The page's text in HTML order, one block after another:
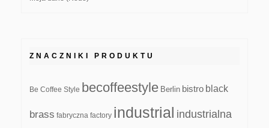
ZNACZNIKI PRODUKTU
Be Coffee Style becoffeestyle Berlin bistro black
brass fabryczna factory industrial industrialna